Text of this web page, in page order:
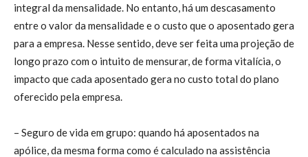
integral da mensalidade. No entanto, há um descasamento
entre o valor da mensalidade e o custo que o aposentado gera
para a empresa. Nesse sentido, deve ser feita uma projeção de
longo prazo com o intuito de mensurar, de forma vitalícia, o
impacto que cada aposentado gera no custo total do plano
oferecido pela empresa.
– Seguro de vida em grupo: quando há aposentados na
apólice, da mesma forma como é calculado na assistência